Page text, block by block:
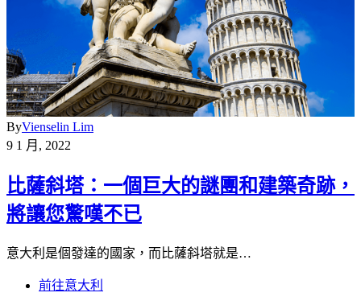
ByVienselin Lim
9 1 月, 2022
比薩斜塔：一個巨大的謎團和建築奇跡，
將讓您驚嘆不已
意大利是個發達的國家，而比薩斜塔就是…
前往意大利